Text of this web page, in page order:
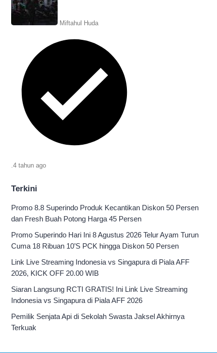
Miftahul Huda
4 tahun ago
Terkini
Promo 8.8 Superindo Produk Kecantikan Diskon 50 Persen
dan Fresh Buah Potong Harga 45 Persen
Promo Superindo Hari Ini 8 Agustus 2026 Telur Ayam Turun
Cuma 18 Ribuan 10’S PCK hingga Diskon 50 Persen
Link Live Streaming Indonesia vs Singapura di Piala AFF
2026, KICK OFF 20.00 WIB
Siaran Langsung RCTI GRATIS! Ini Link Live Streaming
Indonesia vs Singapura di Piala AFF 2026
Pemilik Senjata Api di Sekolah Swasta Jaksel Akhirnya
Terkuak